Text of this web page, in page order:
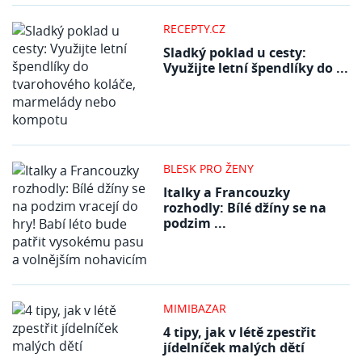
RECEPTY.CZ
Sladký poklad u cesty:
Využijte letní špendlíky do ...
BLESK PRO ŽENY
Italky a Francouzky
rozhodly: Bílé džíny se na
podzim ...
MIMIBAZAR
4 tipy, jak v létě zpestřit
jídelníček malých dětí